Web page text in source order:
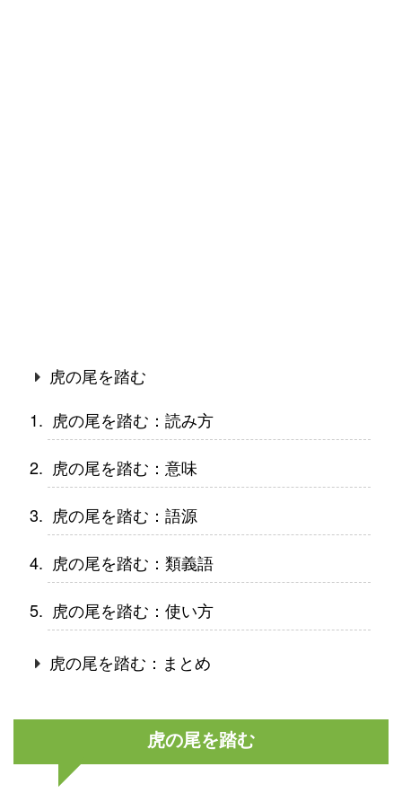
虎の尾を踏む
虎の尾を踏む：読み方
虎の尾を踏む：意味
虎の尾を踏む：語源
虎の尾を踏む：類義語
虎の尾を踏む：使い方
虎の尾を踏む：まとめ
虎の尾を踏む